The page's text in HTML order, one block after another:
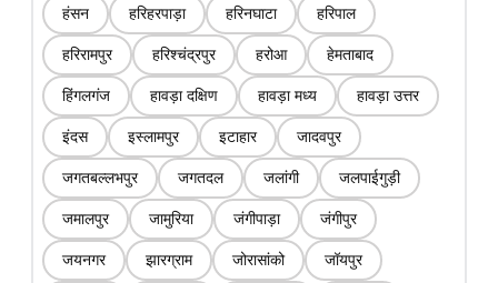
हंसन हरिहरपाड़ा हरिनघाटा हरिपाल
हरिरामपुर हरिश्चंद्रपुर हरोआ हेमताबाद
हिंगलगंज हावड़ा दक्षिण हावड़ा मध्य हावड़ा उत्तर
इंदस इस्लामपुर इटाहार जादवपुर
जगतबल्लभपुर जगतदल जलांगी जलपाईगुड़ी
जमालपुर जामुरिया जंगीपाड़ा जंगीपुर
जयनगर झारग्राम जोरासांको जॉयपुर